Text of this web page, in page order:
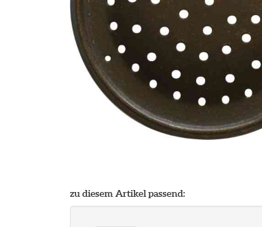
zu diesem Artikel passend: